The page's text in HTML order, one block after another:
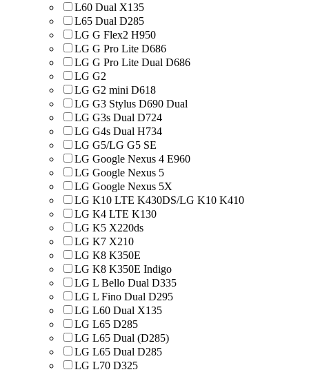
L60 Dual X135
L65 Dual D285
LG G Flex2 H950
LG G Pro Lite D686
LG G Pro Lite Dual D686
LG G2
LG G2 mini D618
LG G3 Stylus D690 Dual
LG G3s Dual D724
LG G4s Dual H734
LG G5/LG G5 SE
LG Google Nexus 4 E960
LG Google Nexus 5
LG Google Nexus 5X
LG K10 LTE K430DS/LG K10 K410
LG K4 LTE K130
LG K5 X220ds
LG K7 X210
LG K8 K350E
LG K8 K350E Indigo
LG L Bello Dual D335
LG L Fino Dual D295
LG L60 Dual X135
LG L65 D285
LG L65 Dual (D285)
LG L65 Dual D285
LG L70 D325